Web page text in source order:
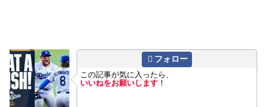
フォロー
この記事が気に入ったら、
いいねをお願いします ！